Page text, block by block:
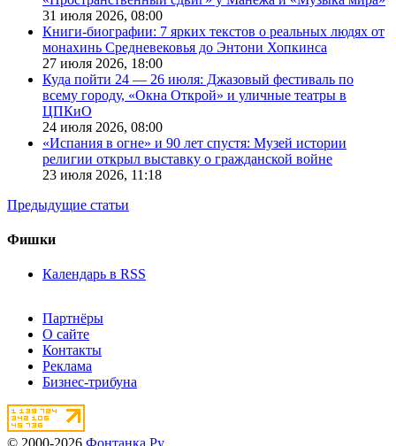
31 июля 2026, 08:00
Книги-биографии: 7 ярких текстов о реальных людях от
монахинь Средневековья до Энтони Хопкинса
27 июля 2026, 18:00
Куда пойти 24 — 26 июля: Джазовый фестиваль по
всему городу, «Окна Открой» и уличные театры в
ЦПКиО
24 июля 2026, 08:00
«Испания в огне» и 90 лет спустя: Музей истории
религии открыл выставку о гражданской войне
23 июля 2026, 11:18
Предыдущие статьи
Фишки
Календарь в RSS
Партнёры
О сайте
Контакты
Реклама
Бизнес-трибуна
© 2000-2026 Фонтанка.Ру